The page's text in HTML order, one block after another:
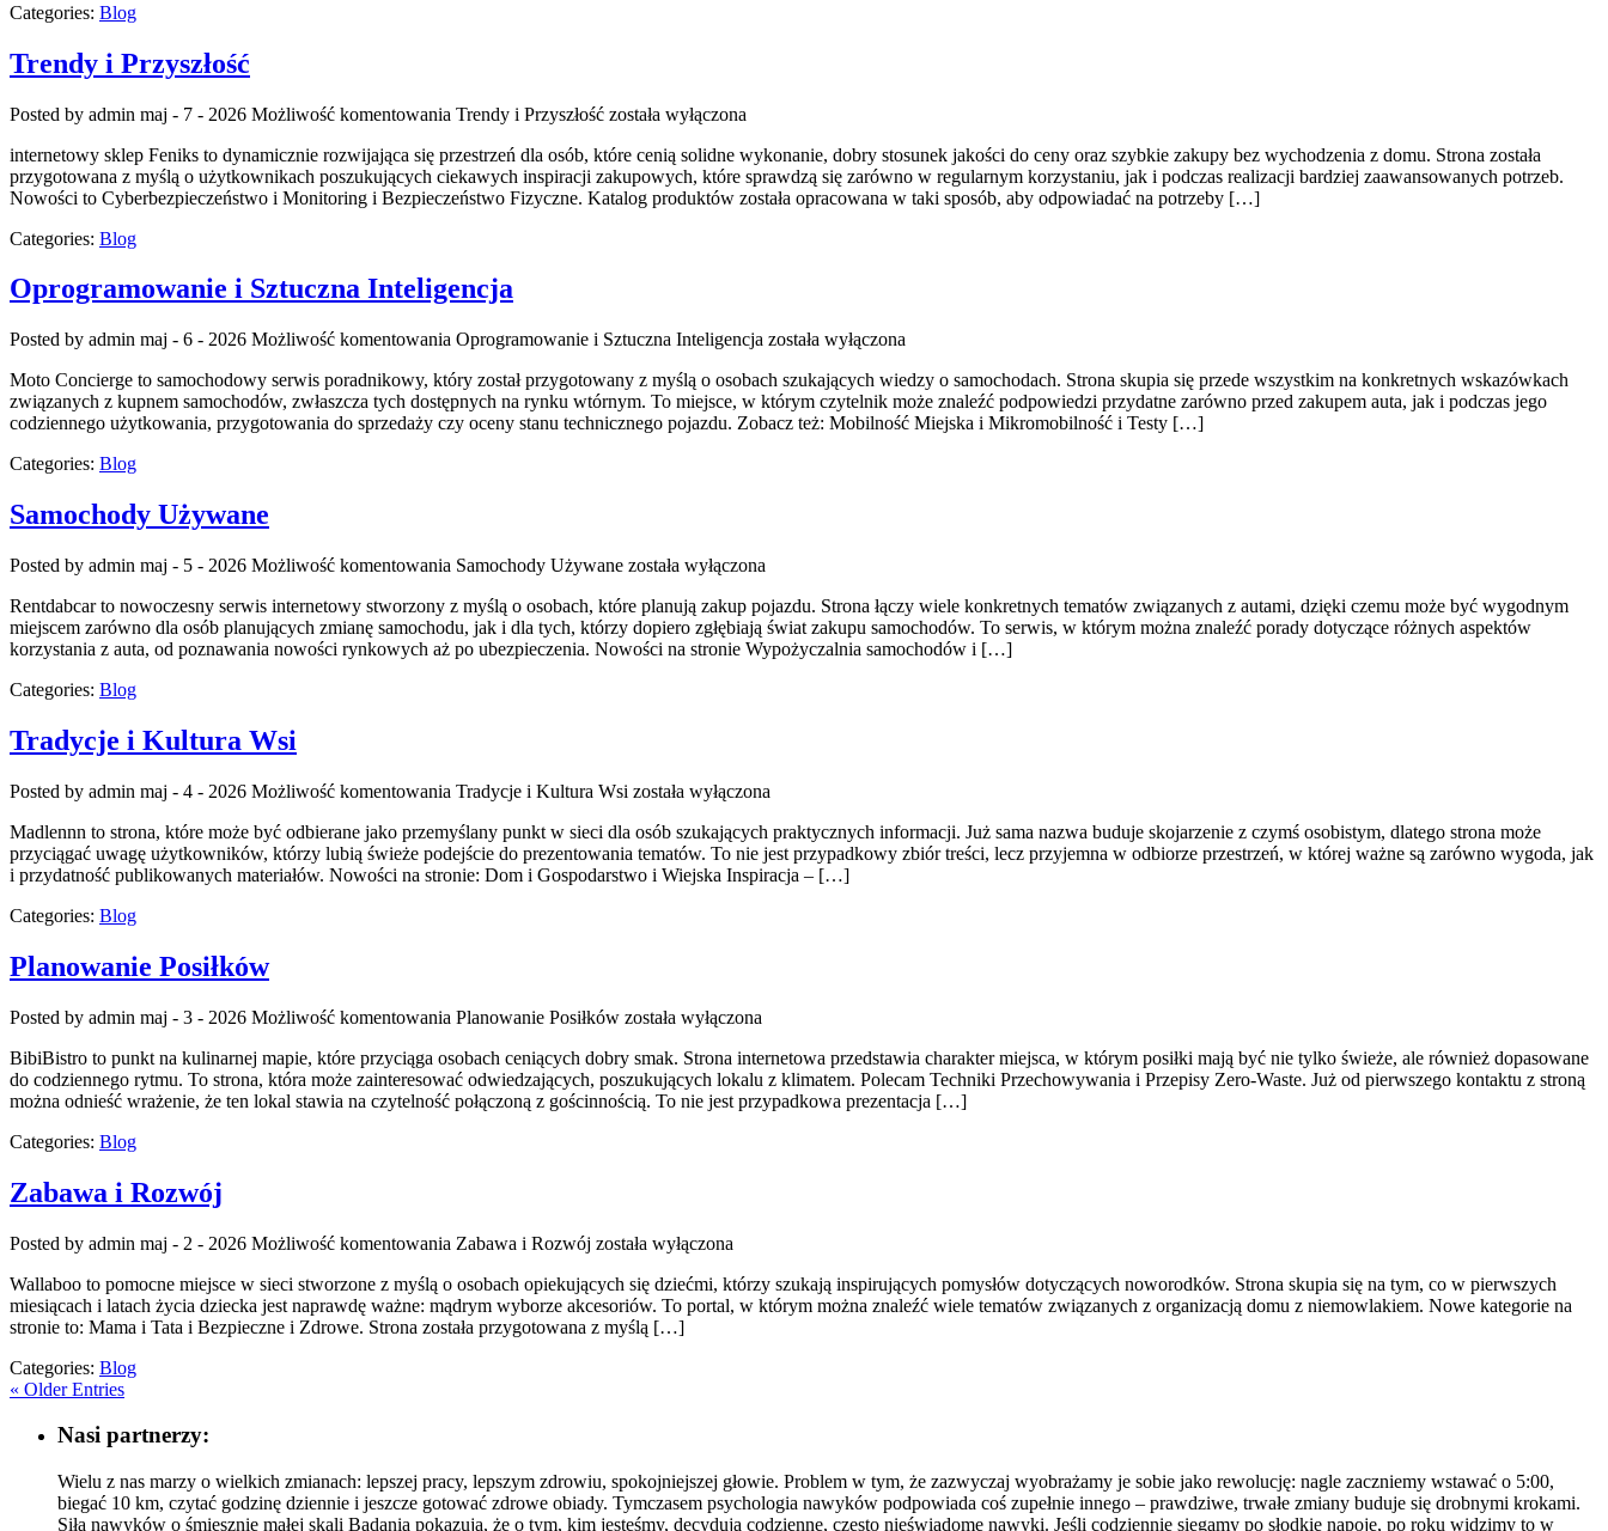
Categories: Blog
Trendy i Przyszłość
Posted by admin maj - 7 - 2026 Możliwość komentowania Trendy i Przyszłość została wyłączona
internetowy sklep Feniks to dynamicznie rozwijająca się przestrzeń dla osób, które cenią solidne wykonanie, dobry stosunek jakości do ceny oraz szybkie zakupy bez wychodzenia z domu. Strona została
przygotowana z myślą o użytkownikach poszukujących ciekawych inspiracji zakupowych, które sprawdzą się zarówno w regularnym korzystaniu, jak i podczas realizacji bardziej zaawansowanych potrzeb.
Nowości to Cyberbezpieczeństwo i Monitoring i Bezpieczeństwo Fizyczne. Katalog produktów została opracowana w taki sposób, aby odpowiadać na potrzeby […]
Categories: Blog
Oprogramowanie i Sztuczna Inteligencja
Posted by admin maj - 6 - 2026 Możliwość komentowania Oprogramowanie i Sztuczna Inteligencja została wyłączona
Moto Concierge to samochodowy serwis poradnikowy, który został przygotowany z myślą o osobach szukających wiedzy o samochodach. Strona skupia się przede wszystkim na konkretnych wskazówkach
związanych z kupnem samochodów, zwłaszcza tych dostępnych na rynku wtórnym. To miejsce, w którym czytelnik może znaleźć podpowiedzi przydatne zarówno przed zakupem auta, jak i podczas jego
codziennego użytkowania, przygotowania do sprzedaży czy oceny stanu technicznego pojazdu. Zobacz też: Mobilność Miejska i Mikromobilność i Testy […]
Categories: Blog
Samochody Używane
Posted by admin maj - 5 - 2026 Możliwość komentowania Samochody Używane została wyłączona
Rentdabcar to nowoczesny serwis internetowy stworzony z myślą o osobach, które planują zakup pojazdu. Strona łączy wiele konkretnych tematów związanych z autami, dzięki czemu może być wygodnym
miejscem zarówno dla osób planujących zmianę samochodu, jak i dla tych, którzy dopiero zgłębiają świat zakupu samochodów. To serwis, w którym można znaleźć porady dotyczące różnych aspektów
korzystania z auta, od poznawania nowości rynkowych aż po ubezpieczenia. Nowości na stronie Wypożyczalnia samochodów i […]
Categories: Blog
Tradycje i Kultura Wsi
Posted by admin maj - 4 - 2026 Możliwość komentowania Tradycje i Kultura Wsi została wyłączona
Madlennn to strona, które może być odbierane jako przemyślany punkt w sieci dla osób szukających praktycznych informacji. Już sama nazwa buduje skojarzenie z czymś osobistym, dlatego strona może
przyciągać uwagę użytkowników, którzy lubią świeże podejście do prezentowania tematów. To nie jest przypadkowy zbiór treści, lecz przyjemna w odbiorze przestrzeń, w której ważne są zarówno wygoda, jak
i przydatność publikowanych materiałów. Nowości na stronie: Dom i Gospodarstwo i Wiejska Inspiracja – […]
Categories: Blog
Planowanie Posiłków
Posted by admin maj - 3 - 2026 Możliwość komentowania Planowanie Posiłków została wyłączona
BibiBistro to punkt na kulinarnej mapie, które przyciąga osobach ceniących dobry smak. Strona internetowa przedstawia charakter miejsca, w którym posiłki mają być nie tylko świeże, ale również dopasowane
do codziennego rytmu. To strona, która może zainteresować odwiedzających, poszukujących lokalu z klimatem. Polecam Techniki Przechowywania i Przepisy Zero-Waste. Już od pierwszego kontaktu z stroną
można odnieść wrażenie, że ten lokal stawia na czytelność połączoną z gościnnością. To nie jest przypadkowa prezentacja […]
Categories: Blog
Zabawa i Rozwój
Posted by admin maj - 2 - 2026 Możliwość komentowania Zabawa i Rozwój została wyłączona
Wallaboo to pomocne miejsce w sieci stworzone z myślą o osobach opiekujących się dziećmi, którzy szukają inspirujących pomysłów dotyczących noworodków. Strona skupia się na tym, co w pierwszych
miesiącach i latach życia dziecka jest naprawdę ważne: mądrym wyborze akcesoriów. To portal, w którym można znaleźć wiele tematów związanych z organizacją domu z niemowlakiem. Nowe kategorie na
stronie to: Mama i Tata i Bezpieczne i Zdrowe. Strona została przygotowana z myślą […]
Categories: Blog
« Older Entries
Nasi partnerzy:
Wielu z nas marzy o wielkich zmianach: lepszej pracy, lepszym zdrowiu, spokojniejszej głowie. Problem w tym, że zazwyczaj wyobrażamy je sobie jako rewolucję: nagle zaczniemy wstawać o 5:00,
biegać 10 km, czytać godzinę dziennie i jeszcze gotować zdrowe obiady. Tymczasem psychologia nawyków podpowiada coś zupełnie innego – prawdziwe, trwałe zmiany buduje się drobnymi krokami.
Siła nawyków o śmiesznie małej skali Badania pokazują, że o tym, kim jesteśmy, decydują codzienne, często nieświadome nawyki. Jeśli codziennie sięgamy po słodkie napoje, po roku widzimy to w